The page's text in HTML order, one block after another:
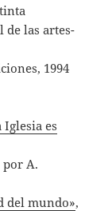
de las artes-
1994
Iglesia es
por A.
del mundo»,